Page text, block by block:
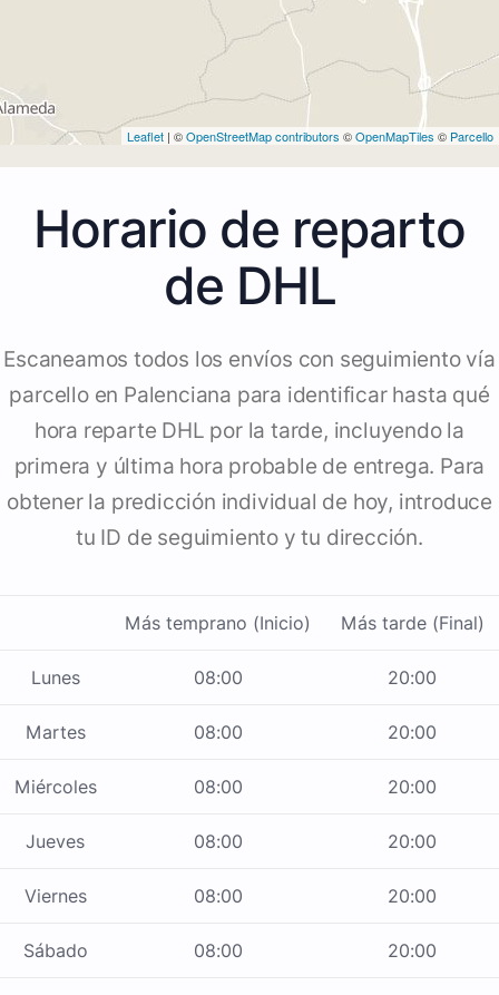
Leaflet | ©OpenStreetMap contributors ©OpenMapTiles © Parcello
Horario de reparto
de DHL
Escaneamos todos los envíos con seguimiento vía
parcello en Palenciana para identificar hasta qué
hora reparte DHL por la tarde, incluyendo la
primera y última hora probable de entrega. Para
obtener la predicción individual de hoy, introduce
tu ID de seguimiento y tu dirección.
Más temprano (Inicio) Más tarde (Final)
Lunes 08:00 20:00
Martes 08:00 20:00
Miércoles 08:00 20:00
Jueves 08:00 20:00
Viernes 08:00 20:00
Sábado 08:00 20:00